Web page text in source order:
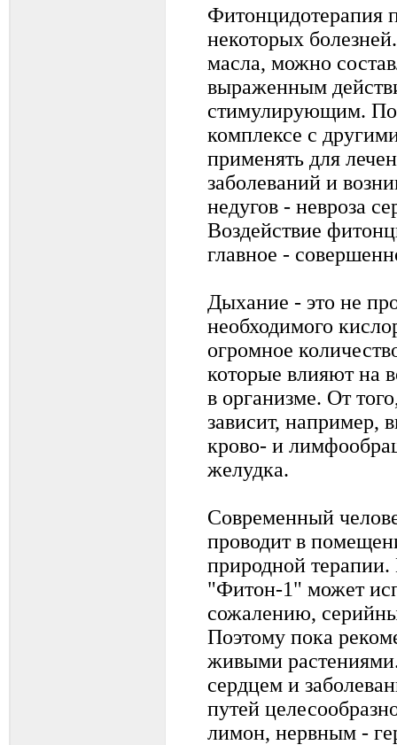
Фитонцидотерапия
некоторых
масла, можно
выраженным
стимулирующим.
комплексе с
применять для
заболеваний и
недугов - невроза
Воздействие
главное -
Дыхание - это не
необходимого
огромное
которые влияют на
в организме. От
зависит, например,
крово- и
желудка.
Современный
проводит в
природной
"Фитон-1" может
сожалению,
Поэтому пока
живыми
сердцем и
путей
лимон, нервным -